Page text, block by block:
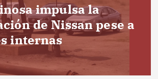
impulsa la
de Nissan pese a
internas